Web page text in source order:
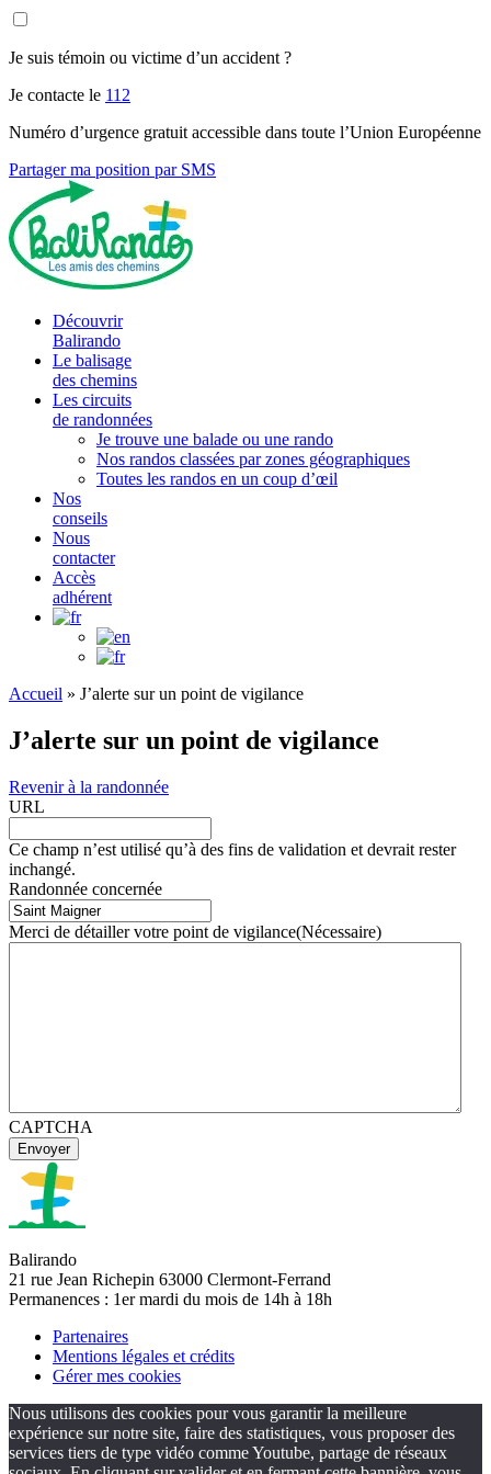
Je suis témoin ou victime d’un accident ?
Je contacte le 112
Numéro d’urgence gratuit accessible dans toute l’Union Européenne
Partager ma position par SMS
Découvrir
Balirando
Le balisage
des chemins
Les circuits
de randonnées
Je trouve une balade ou une rando
Nos randos classées par zones géographiques
Toutes les randos en un coup d’œil
Nos
conseils
Nous
contacter
Accès
adhérent
Accueil » J’alerte sur un point de vigilance
J’alerte sur un point de vigilance
Revenir à la randonnée
URL
Ce champ n’est utilisé qu’à des fins de validation et devrait rester
inchangé.
Randonnée concernée
Merci de détailler votre point de vigilance(Nécessaire)
CAPTCHA
Balirando
21 rue Jean Richepin 63000 Clermont-Ferrand
Permanences : 1er mardi du mois de 14h à 18h
Partenaires
Mentions légales et crédits
Gérer mes cookies
Nous utilisons des cookies pour vous garantir la meilleure
expérience sur notre site, faire des statistiques, vous proposer des
services tiers de type vidéo comme Youtube, partage de réseaux